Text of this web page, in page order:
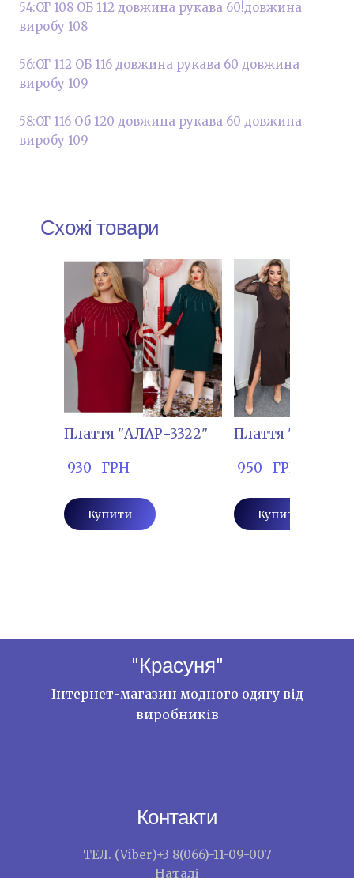
54:ОГ 108 ОБ 112 довжина рукава 60!довжина
виробу 108
56:ОГ 112 ОБ 116 довжина рукава 60 довжина
виробу 109
58:ОГ 116 Об 120 довжина рукава 60 довжина
виробу 109
Схожі товари
Плаття "АЛАР-3322"
930   ГРН
Купити
Плаття "ВЛАДА-
950   ГРН
Купити
"Красуня"
Інтернет-магазин модного одягу від
виробників
Контакти
ТЕЛ. (Viber)+3 8(066)-11-09-007
Наталі